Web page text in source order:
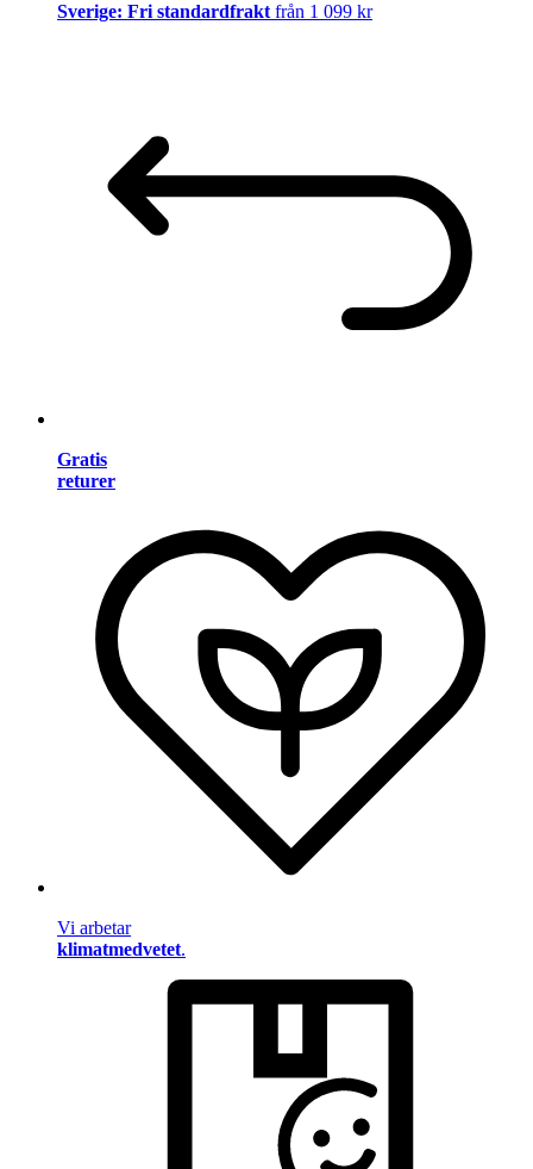
Sverige: Fri standardfrakt från 1 099 kr
Gratis
returer
Vi arbetar
klimatmedvetet.